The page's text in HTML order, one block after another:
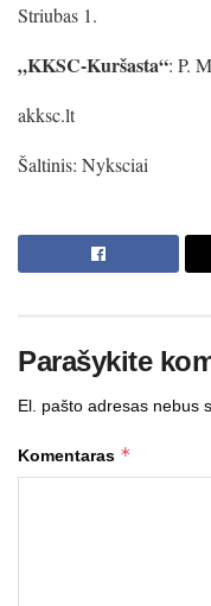
Striubas 1.
„KKSC-Kuršasta“: P.
akksc.lt
Šaltinis: Nyksciai
Parašykite
El. pašto adresas nebus
Komentaras *